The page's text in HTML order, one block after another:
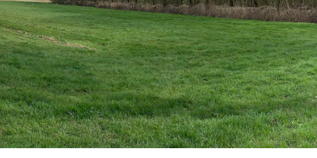
Regionale
versnellingstafel
Beethoven Wonen
VEX-regeling
Nieuwsarchief